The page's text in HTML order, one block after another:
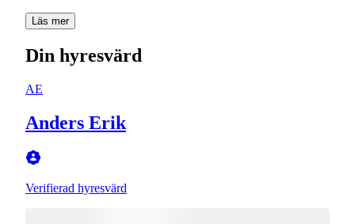
Läs mer
Din hyresvärd
AE
Anders Erik
Verifierad hyresvärd